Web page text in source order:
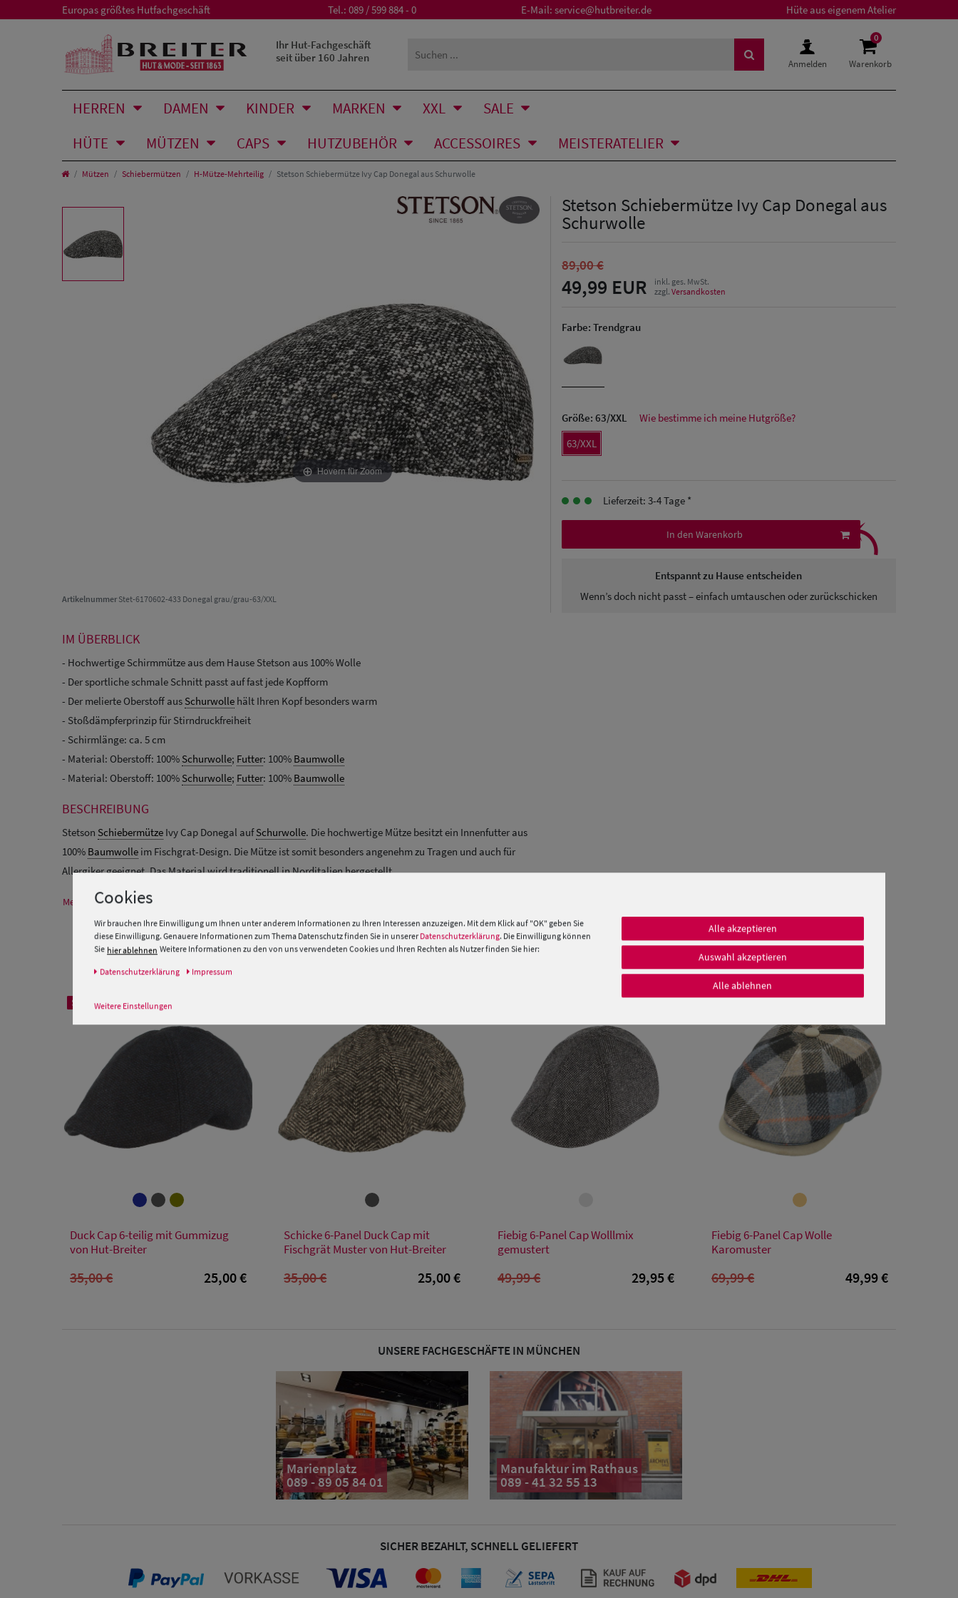
Europas größtes Hutfachgeschäft Tel.: 089 / 599 884 - 0 E-Mail: service@hutbreiter.de Hüte aus eigenem Atelier
Ihr Hut-Fachgeschäft
seit über 160 Jahren
Anmelden
0
Warenkorb
HERREN DAMEN KINDER MARKEN XXL
SALE
HÜTE
MÜTZEN CAPS HUTZUBEHÖR ACCESSOIRES MEISTERATELIER
Mützen Schiebermützen H-Mütze-Mehrteilig Stetson Schiebermütze Ivy Cap Donegal aus Schurwolle
Hovern für Zoom
ArtikelnummerStet-6170602-433 Donegal grau/grau-63/XXL
Stetson Schiebermütze Ivy Cap Donegal aus
Schurwolle
89,00 €
49,99 EUR
inkl. ges. MwSt.
zzgl. Versandkosten
Farbe: Trendgrau
Größe: 63/XXL
Wie bestimme ich meine Hutgröße?
63/XXL
Lieferzeit: 3-4 Tage *
In den Warenkorb
Entspannt zu Hause entscheiden
Wenn’s doch nicht passt – einfach umtauschen oder zurückschicken
⤹
IM ÜBERBLICK
- Hochwertige Schirmmütze aus dem Hause Stetson aus 100% Wolle
- Der sportliche schmale Schnitt passt auf fast jede Kopfform
- Der melierte Oberstoff aus Schurwolle hält Ihren Kopf besonders warm
- Stoßdämpferprinzip für Stirndruckfreiheit
- Schirmlänge: ca. 5 cm
- Material: Oberstoff: 100% Schurwolle; Futter: 100% Baumwolle
- Material: Oberstoff: 100% Schurwolle; Futter: 100% Baumwolle
BESCHREIBUNG
Stetson Schiebermütze Ivy Cap Donegal aufSchurwolle. Die hochwertige Mütze besitzt ein Innenfutter aus
100% Baumwolle im Fischgrat-Design. Die Mütze ist somit besonders angenehm zu Tragen und auch für
Allergiker geeignet. Das Material wird traditionell in Norditalien hergestellt.
Mehr Informationen zum Hersteller und EU Verantwortlichen »
SALE
Duck Cap 6-teilig mit Gummizug
von Hut-Breiter
35,00 € 25,00 €
M
Schicke 6-Panel Duck Cap mit
Fischgrät Muster von Hut-Breiter
35,00 € 25,00 €
Fiebig 6-Panel Cap Wolllmix
gemustert
49,99 € 29,95 €
Fiebig 6-Panel Cap Wolle
Karomuster
69,99 € 49,99 €
UNSERE FACHGESCHÄFTE IN MÜNCHEN
Marienplatz
089 - 89 05 84 01
Manufaktur im Rathaus
089 - 41 32 55 13
SICHER BEZAHLT, SCHNELL GELIEFERT
Cookies
Wir brauchen Ihre Einwilligung um Ihnen unter anderem Informationen zu Ihren Interessen anzuzeigen. Mit dem Klick auf "OK" geben Sie
diese Einwilligung. Genauere Informationen zum Thema Datenschutz finden Sie in unserer Datenschutzerklärung. Die Einwilligung können
Sie hier ablehnen Weitere Informationen zu den von uns verwendeten Cookies und Ihren Rechten als Nutzer finden Sie hier:
Daten­schutz­erklärung Impressum
Weitere Einstellungen
Alle akzeptieren
Auswahl akzeptieren
Alle ablehnen